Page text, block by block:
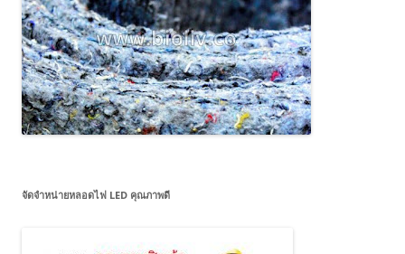
จัดจำหน่ายหลอดไฟ LED คุณภาพดี